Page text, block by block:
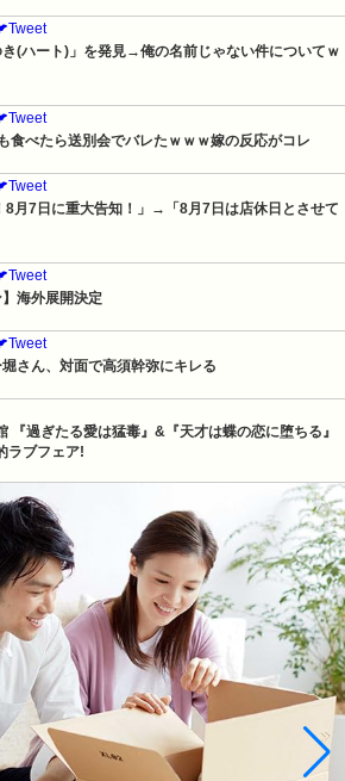
き(ハート)」を発見→俺の名前じゃない件についてｗ
食べたら送別会でバレたｗｗｗ嫁の反応がコレ
8月7日に重大告知！」→「8月7日は店休日とさせて
】海外展開決定
さん、対面で高須幹弥にキレる
『過ぎたる愛は猛毒』&『天才は蝶の恋に堕ちる』
ラブフェア!